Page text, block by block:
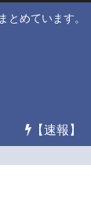
とめています。
【速報】